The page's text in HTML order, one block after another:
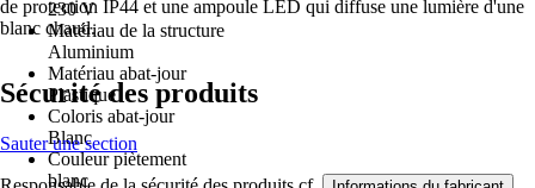
230 V
Matériau de la structure
Aluminium
Matériau abat-jour
Plastique
Coloris abat-jour
Blanc
Couleur piètement
blanc
de protection IP44 et une ampoule LED qui diffuse une lumière d'une
blanc chaud.
Sécurité des produits
Sauter une section